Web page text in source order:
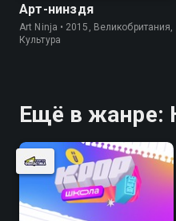
Арт-нинздя
Art Ninja • 2015, Великобритания,
Культура
Ещё в жанре: